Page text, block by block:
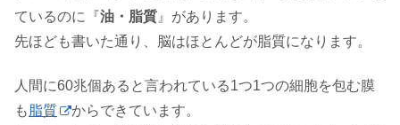
ているのに『油・脂質 』があります。
先ほども書いた通り、脳はほとんどが脂質になります。
人間に60兆個あると言われている1つ1つの細胞を包む膜
も 脂質
からできています。